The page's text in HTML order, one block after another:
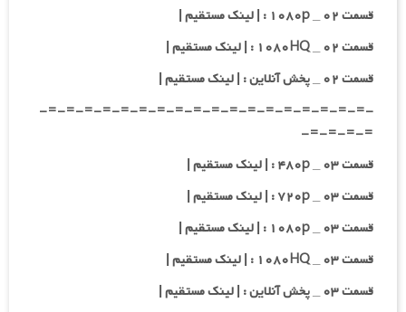
قسمت ۰۲ _ ۱۰۸۰p : | لینک مستقیم |
قسمت ۰۲ _ ۱۰۸۰HQ : | لینک مستقیم |
قسمت ۰۲ _ پخش آنلاین : | لینک مستقیم |
-=-=-=-=-=-=-=-=-=-=-=-=-=-=-=-=-=-=-
=-=-=-=-
قسمت ۰۳ _ ۴۸۰p : | لینک مستقیم |
قسمت ۰۳ _ ۷۲۰p : | لینک مستقیم |
قسمت ۰۳ _ ۱۰۸۰p : | لینک مستقیم |
قسمت ۰۳ _ ۱۰۸۰HQ : | لینک مستقیم |
قسمت ۰۳ _ پخش آنلاین : | لینک مستقیم |